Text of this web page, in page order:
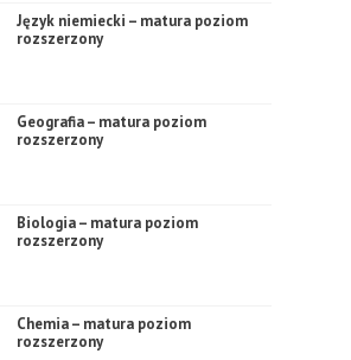
Język niemiecki – matura poziom
rozszerzony
Geografia – matura poziom
rozszerzony
Biologia – matura poziom
rozszerzony
Chemia – matura poziom
rozszerzony